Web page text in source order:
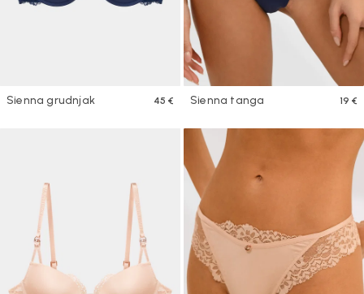
Sienna grudnjak 45 € Sienna tanga 19 €